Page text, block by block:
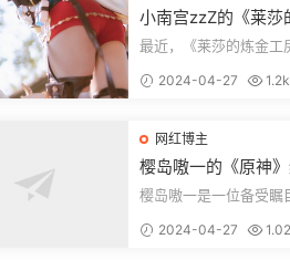
小南宫zzZ的《莱莎
莱莎Cosplay展示
最近，《莱莎的炼金工
coser“小...
2024-04-27 1.2k
网红博主
樱岛嗷一的《原神
ay展示
樱岛嗷一是一位备受瞩
众多粉丝...
2024-04-27